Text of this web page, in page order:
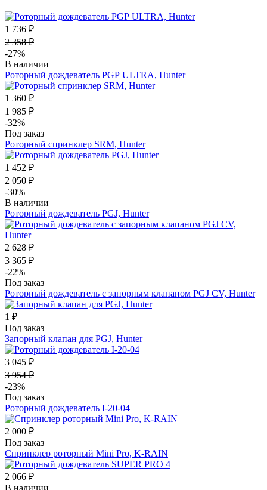
1 736 ₽
2 358 ₽
-27%
В наличии
Роторный дождеватель PGР ULTRA, Hunter
1 360 ₽
1 985 ₽
-32%
Под заказ
Роторный спринклер SRM, Hunter
1 452 ₽
2 050 ₽
-30%
В наличии
Роторный дождеватель PGJ, Hunter
2 628 ₽
3 365 ₽
-22%
Под заказ
Роторный дождеватель с запорным клапаном PGJ CV, Hunter
1 ₽
Под заказ
Запорный клапан для PGJ, Hunter
3 045 ₽
3 954 ₽
-23%
Под заказ
Роторный дождеватель I-20-04
2 000 ₽
Под заказ
Спринклер роторный Mini Pro, K-RAIN
2 066 ₽